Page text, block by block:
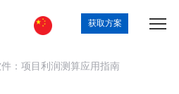
获取方案
：项目利润测算应用指南